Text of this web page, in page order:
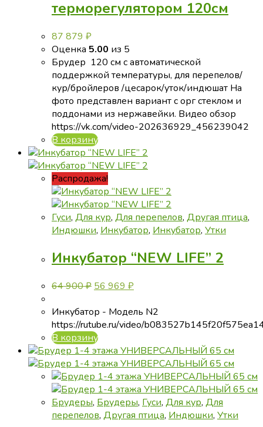
терморегулятором 120см
87 879 ₽
Оценка 5.00 из 5
Брудер 120 см с автоматической
поддержкой температуры, для перепелов/
кур/бройлеров /цесарок/уток/индюшат На
фото представлен вариант с орг стеклом и
поддонами из нержавейки. Видео обзор
https://vk.com/video-202636929_456239042
В корзину
Распродажа!
Гуси, Для кур, Для перепелов, Другая птица,
Индюшки, Инкубатор, Инкубатор, Утки
Инкубатор “NEW LIFE” 2
64 900₽ Первоначальная
составляла
64
900 ₽.
56 969 ₽Текущая
56
969 ₽.
Инкубатор - Модель N2
https://rutube.ru/video/
В корзину
Брудеры, Брудеры, Гуси, Для кур, Для
перепелов, Другая птица, Индюшки, Утки